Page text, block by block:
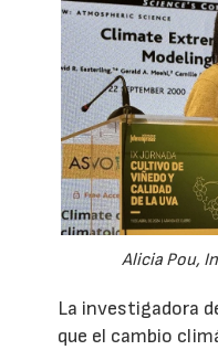
Alicia Pou,
La investigadora
que el cambio